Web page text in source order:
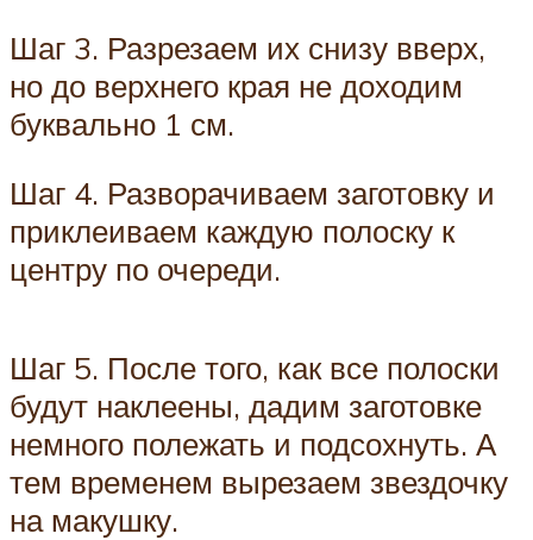
Шаг 3. Разрезаем их снизу вверх,
но до верхнего края не доходим
буквально 1 см.
Шаг 4. Разворачиваем заготовку и
приклеиваем каждую полоску к
центру по очереди.
Шаг 5. После того, как все полоски
будут наклеены, дадим заготовке
немного полежать и подсохнуть. А
тем временем вырезаем звездочку
на макушку.